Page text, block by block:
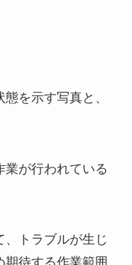
を示す写真と、
業が行われている
、トラブルが生じ